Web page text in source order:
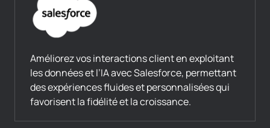
Améliorez vos interactions client en exploitant
les données et l’IA avec Salesforce, permettant
des expériences fluides et personnalisées qui
favorisent la fidélité et la croissance.